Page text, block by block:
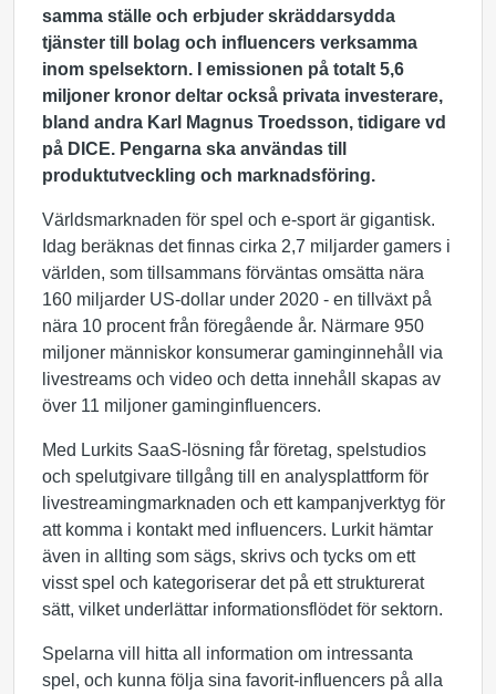
samma ställe och erbjuder skräddarsydda
tjänster till bolag och influencers verksamma
inom spelsektorn. I emissionen på totalt 5,6
miljoner kronor deltar också privata investerare,
bland andra Karl Magnus Troedsson, tidigare vd
på DICE. Pengarna ska användas till
produktutveckling och marknadsföring.
Världsmarknaden för spel och e-sport är gigantisk.
Idag beräknas det finnas cirka 2,7 miljarder gamers i
världen, som tillsammans förväntas omsätta nära
160 miljarder US-dollar under 2020 - en tillväxt på
nära 10 procent från föregående år. Närmare 950
miljoner människor konsumerar gaminginnehåll via
livestreams och video och detta innehåll skapas av
över 11 miljoner gaminginfluencers.
Med Lurkits SaaS-lösning får företag, spelstudios
och spelutgivare tillgång till en analysplattform för
livestreamingmarknaden och ett kampanjverktyg för
att komma i kontakt med influencers. Lurkit hämtar
även in allting som sägs, skrivs och tycks om ett
visst spel och kategoriserar det på ett strukturerat
sätt, vilket underlättar informationsflödet för sektorn.
Spelarna vill hitta all information om intressanta
spel, och kunna följa sina favorit-influencers på alla